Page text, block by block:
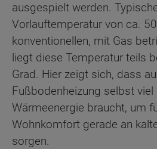
ausgespielt werden.
Vorlauftemperatur von ca.
konventionellen, mit Gas
liegt diese Temperatur teils
Grad. Hier zeigt sich, dass
Fußbodenheizung selbst viel
Wärmeenergie braucht, um
Wohnkomfort gerade an
sorgen.